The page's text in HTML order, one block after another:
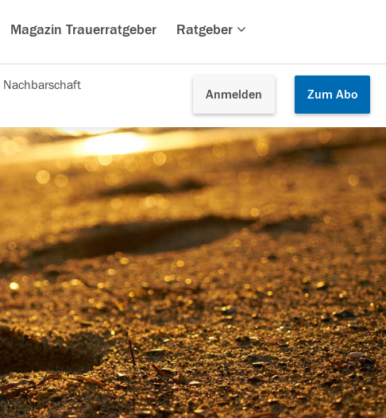
Magazin Trauerratgeber Ratgeber
Anmelden Zum Abo
Nachbarschaft